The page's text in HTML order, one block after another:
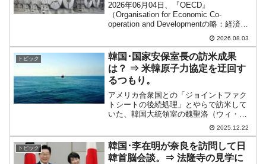
2026年06月04日、『OECD』
（Organisation for Economic Co-
operation and Developmentの略：経済協
力開発機構）は、年次報告書 『OECD
2026.08.03
トピック
韓国･国家安保室長の訪米成果
は？ ⇒ 米韓原子力協定を迂回す
るつもり。
アメリカ合衆国との「ジョイントファク
トシートの後続処理」とやらで訪米して
いた、韓国大統領室の魏聖洛（ウィ・ソ
ンラク）国家安保室長がその成果を語っ
た――の第1報が出ました。韓国の大統領
室というのは、何も決まっていないこと
についても「さぞ決まっ...
2025.12.22
トピック
韓国･李在明が奈良を訪問して日
韓首脳会談。⇒ 法隆寺の見学に